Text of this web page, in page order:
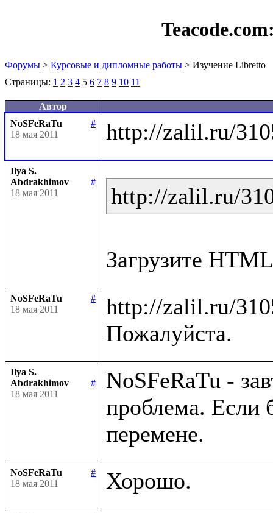
Форумы > Курсовые и дипломные работы > Изучение Libretto
Страницы: 1 2 3 4 5 6 7 8 9 10 11
Автор
NoSFeRaTu
#
18 мая 2011
Ilya S.
Abdrakhimov
#
18 мая 2011
http://zalil.ru/
NoSFeRaTu
#
18 мая 2011
http://zalil.ru/
Ilya S.
Abdrakhimov
#
18 мая 2011
NoSFeRaTu -
проблема. Если
NoSFeRaTu
#
18 мая 2011